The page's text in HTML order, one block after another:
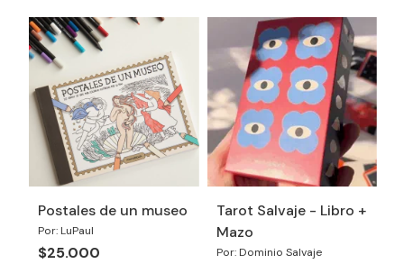
Postales de un museo
Por: LuPaul
$25.000
Tarot Salvaje - Libro +
Mazo
Por: Dominio Salvaje